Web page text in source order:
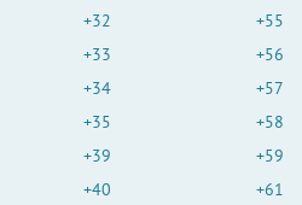
+32
+33
+34
+35
+39
+40
+55
+56
+57
+58
+59
+61